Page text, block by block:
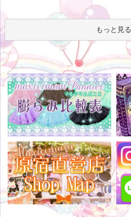
もっと見る